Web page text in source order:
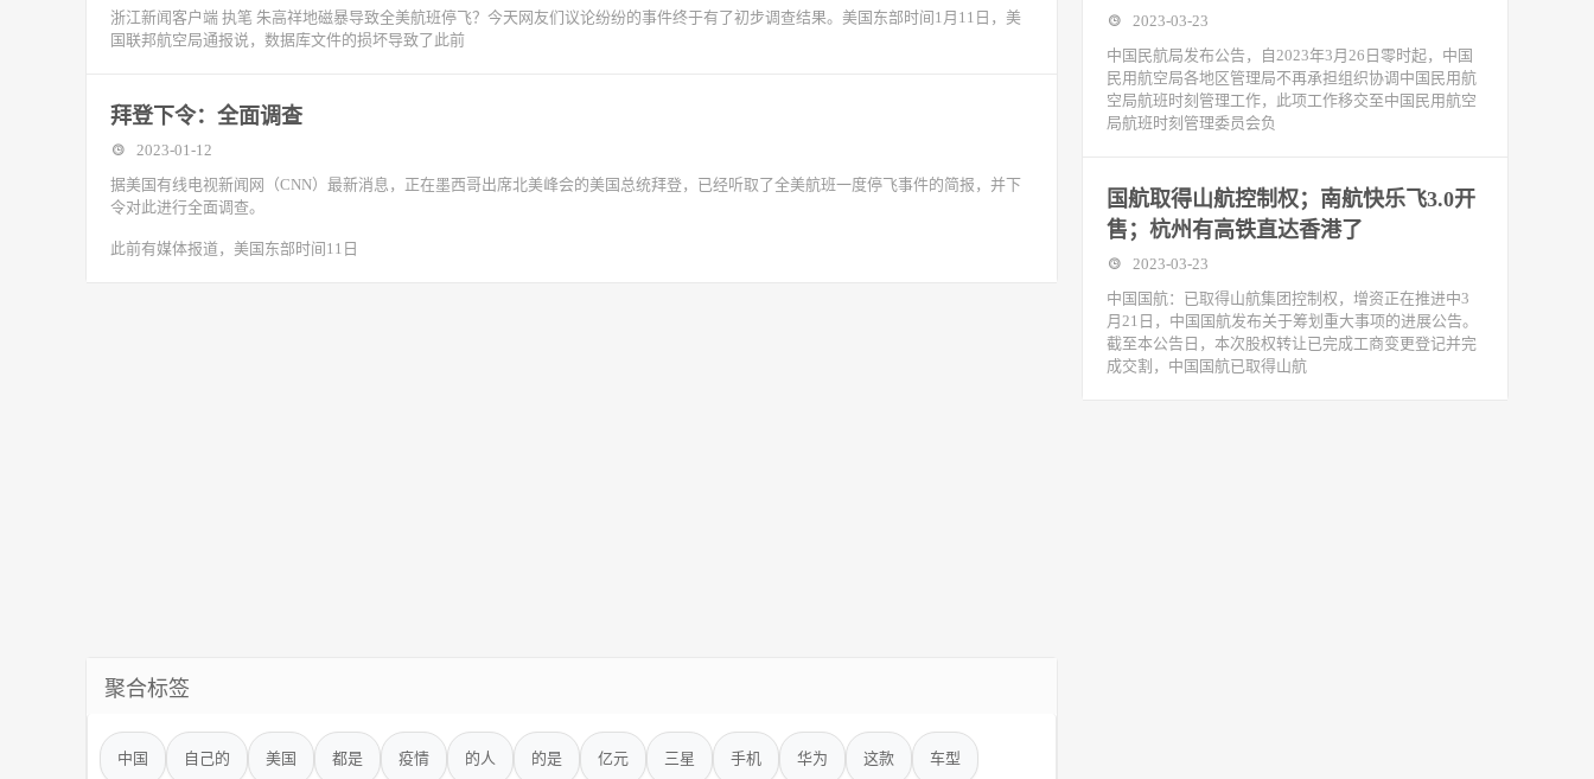
浙江新闻客户端 执笔 朱高祥地磁暴导致全美航班停飞？今天网友们议论纷纷的事件终于有了初步调查结果。美国东部时间1月11日，美
国联邦航空局通报说，数据库文件的损坏导致了此前
拜登下令：全面调查
2023-01-12
据美国有线电视新闻网（CNN）最新消息，正在墨西哥出席北美峰会的美国总统拜登，已经听取了全美航班一度停飞事件的简报，并下
令对此进行全面调查。
此前有媒体报道，美国东部时间11日
聚合标签
中国 自己的 美国 都是 疫情 的人 的是 亿元 三星 手机 华为 这款 车型
2023-03-23
中国民航局发布公告，自2023年3月26日零时起，中国
民用航空局各地区管理局不再承担组织协调中国民用航
空局航班时刻管理工作，此项工作移交至中国民用航空
局航班时刻管理委员会负
国航取得山航控制权；南航快乐飞3.0开
售；杭州有高铁直达香港了
2023-03-23
中国国航：已取得山航集团控制权，增资正在推进中3
月21日，中国国航发布关于筹划重大事项的进展公告。
截至本公告日，本次股权转让已完成工商变更登记并完
成交割，中国国航已取得山航